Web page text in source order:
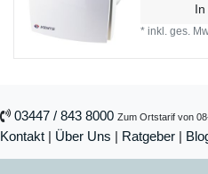
*inkl. ges.
03447 / 843 8000 Zum Ortstarif von
Kontakt | Über Uns | Ratgeber |